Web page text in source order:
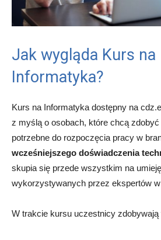
Jak wygląda Kurs na
Informatyka?
Kurs na Informatyka dostępny na
z myślą o osobach, które chcą
potrzebne do rozpoczęcia pracy w
wcześniejszego doświadczenia
skupia się przede wszystkim na
wykorzystywanych przez ekspertów
W trakcie kursu uczestnicy